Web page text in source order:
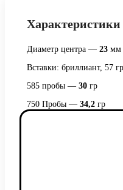
Характеристики
Диаметр центра — 23 мм
Вставки: бриллиант, 57
585 пробы — 30 гр
750 Пробы — 34,2 гр